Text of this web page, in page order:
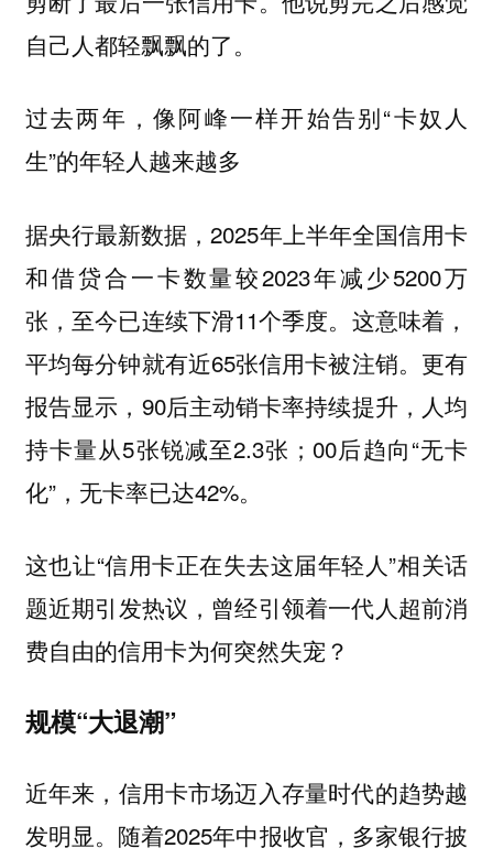
自己人都轻飘飘的了。
过去两年，像阿峰一样开始告别“卡奴人
生”的年轻人越来越多
据央行最新数据，2025年上半年全国信用卡
和借贷合一卡数量较2023年减少5200万
张，至今已连续下滑11个季度。这意味着，
平均每分钟就有近65张信用卡被注销。更有
报告显示，90后主动销卡率持续提升，人均
持卡量从5张锐减至2.3张；00后趋向“无卡
化”，无卡率已达42%。
这也让“信用卡正在失去这届年轻人”相关话
题近期引发热议，曾经引领着一代人超前消
费自由的信用卡为何突然失宠？
规模“大退潮”
近年来，信用卡市场迈入存量时代的趋势越
发明显。随着2025年中报收官，多家银行披